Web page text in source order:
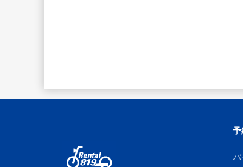
予
バ